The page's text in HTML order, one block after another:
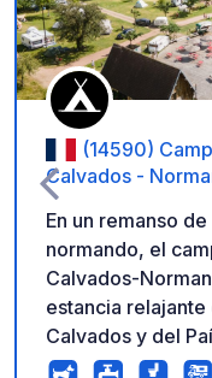
(14590)
Calvados -
En un remanso
normando, el
Calvados-
estancia
Calvados y del
camping